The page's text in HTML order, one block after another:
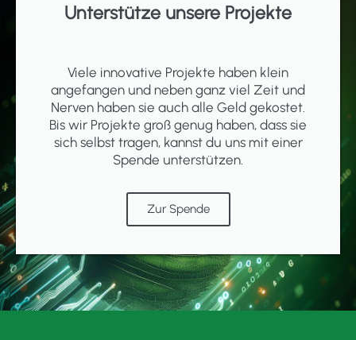
Unterstütze unsere Projekte
Viele innovative Projekte haben klein
angefangen und neben ganz viel Zeit und
Nerven haben sie auch alle Geld gekostet.
Bis wir Projekte groß genug haben, dass sie
sich selbst tragen, kannst du uns mit einer
Spende unterstützen.
Zur Spende